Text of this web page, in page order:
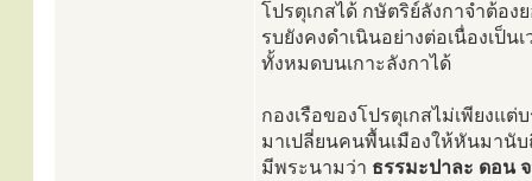
โปรตุเกสได้ กษัตริย์ลังกาจำต้อ
รบยังคงดำเนินอย่างต่อเนื่องเป็
ทั้งหมดบนเกาะลังกาได้
กองเรือของโปรตุเกสไม่เพียงแ
มาเปลี่ยนคนพื้นเมืองให้หันมานั
มีพระนามว่า ธรรมะปาละ ดอน